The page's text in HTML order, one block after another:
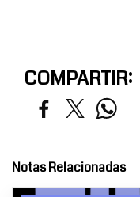
COMPARTIR:
Notas Relacionadas